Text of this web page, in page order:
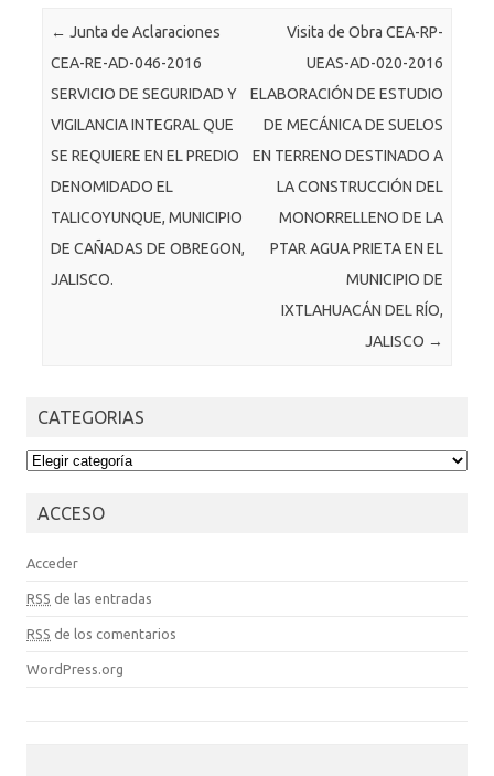
Post navigation
← Junta de Aclaraciones
CEA-RE-AD-046-2016
SERVICIO DE SEGURIDAD Y
VIGILANCIA INTEGRAL QUE
SE REQUIERE EN EL PREDIO
DENOMIDADO EL
TALICOYUNQUE, MUNICIPIO
DE CAÑADAS DE OBREGON,
JALISCO.
Visita de Obra CEA-RP-
UEAS-AD-020-2016
ELABORACIÓN DE ESTUDIO
DE MECÁNICA DE SUELOS
EN TERRENO DESTINADO A
LA CONSTRUCCIÓN DEL
MONORRELLENO DE LA
PTAR AGUA PRIETA EN EL
MUNICIPIO DE
IXTLAHUACÁN DEL RÍO,
JALISCO →
CATEGORIAS
CATEGORIAS
ACCESO
Acceder
RSS de las entradas
RSS de los comentarios
WordPress.org